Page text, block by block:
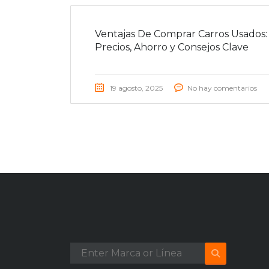
Ventajas De Comprar Carros Usados:
Precios, Ahorro y Consejos Clave
19 agosto, 2025 No hay comentarios